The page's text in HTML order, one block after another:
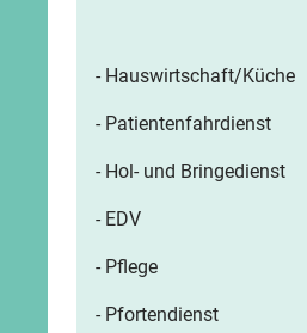
- Hauswirtschaft/Küche
- Patientenfahrdienst
- Hol- und Bringedienst
- EDV
- Pflege
- Pfortendienst